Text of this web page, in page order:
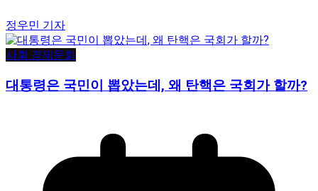
정우민 기자
사회·경제 문화
대통령은 국민이 뽑았는데, 왜 탄핵은 국회가 할까?